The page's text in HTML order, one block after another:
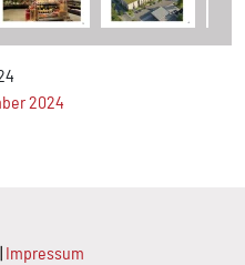
2024
Impressum